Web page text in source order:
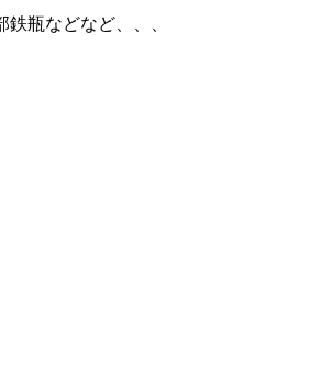
瓶などなど、、、